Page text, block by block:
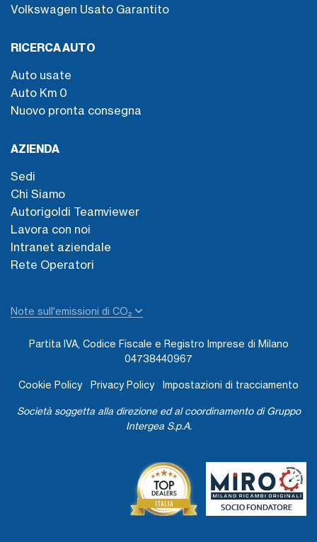
Volkswagen Usato Garantito
RICERCA AUTO
Auto usate
Auto Km 0
Nuovo pronta consegna
AZIENDA
Sedi
Chi Siamo
Autorigoldi Teamviewer
Lavora con noi
Intranet aziendale
Rete Operatori
Note sull'emissioni di CO₂
Partita IVA, Codice Fiscale e Registro Imprese di Milano
04738440967
Cookie Policy Privacy Policy Impostazioni di tracciamento
Società soggetta alla direzione ed al coordinamento di Gruppo
Intergea S.p.A.